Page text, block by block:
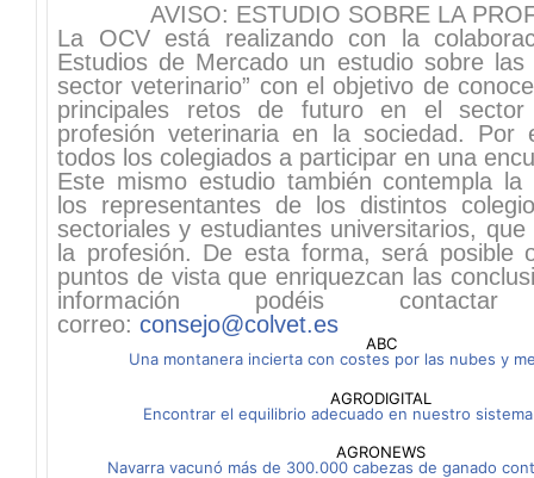
AVISO: ESTUDIO SOBRE LA
La OCV está realizando con la
Estudios de Mercado un estudio sobre las
sector veterinario” con el objetivo de
principales retos de futuro en el
profesión veterinaria en la sociedad. Por
todos los colegiados a participar en una
Este mismo estudio también contempla la
los representantes de los distintos
sectoriales y estudiantes universitarios,
la profesión. De esta forma, será posible
puntos de vista que enriquezcan las
información podéis
correo: consejo@colvet.es
ABC
Una montanera incierta con costes por las nubes y
AGRODIGITAL
Encontrar el equilibrio adecuado en nuestro
AGRONEWS
Navarra vacunó más de 300.000 cabezas de ganado